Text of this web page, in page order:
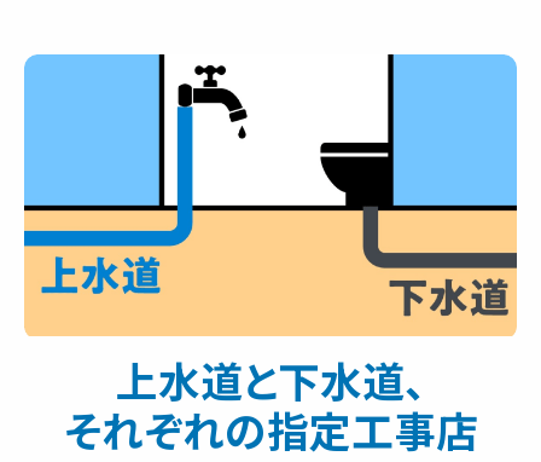
上水道と下水道、
それぞれの指定工事店